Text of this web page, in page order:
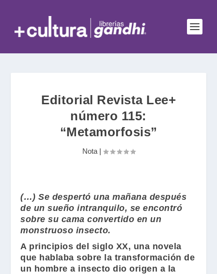
Editorial Revista Lee+
número 115:
“Metamorfosis”
Nota|
(…) Se despertó una mañana después
de un sueño intranquilo, se encontró
sobre su cama convertido en un
monstruoso insecto.
A principios del siglo XX, una novela
que hablaba sobre la transformación de
un hombre a insecto dio origen a la